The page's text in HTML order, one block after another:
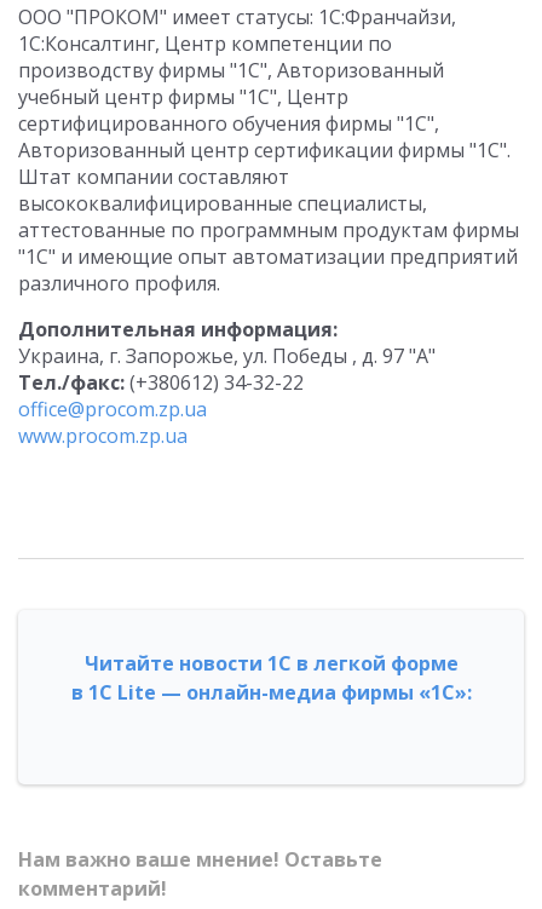
ООО "ПРОКОМ" имеет статусы: 1С:Франчайзи,
1C:Консалтинг, Центр компетенции по
производству фирмы "1С", Авторизованный
учебный центр фирмы "1С", Центр
сертифицированного обучения фирмы "1С",
Авторизованный центр сертификации фирмы "1С".
Штат компании составляют
высококвалифицированные специалисты,
аттестованные по программным продуктам фирмы
"1С" и имеющие опыт автоматизации предприятий
различного профиля.
Дополнительная информация:
Украина, г. Запорожье, ул. Победы , д. 97 "А"
Тел./факс:(+380612) 34-32-22
office@procom.zp.ua
www.procom.zp.ua
Читайте новости 1С в легкой форме
в 1С Lite — онлайн-медиа фирмы «1С»:
Нам важно ваше мнение! Оставьте
комментарий!